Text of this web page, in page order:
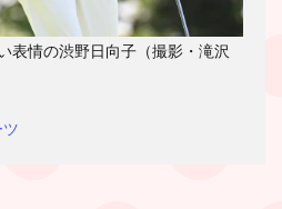
表情の渋野日向子（撮影・滝沢